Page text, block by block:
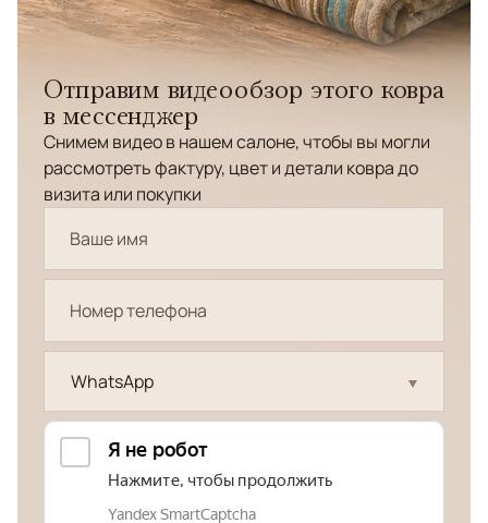
Отправим видеообзор этого ковра
в мессенджер
Снимем видео в нашем салоне, чтобы вы могли
рассмотреть фактуру, цвет и детали ковра до
визита или покупки
WhatsApp